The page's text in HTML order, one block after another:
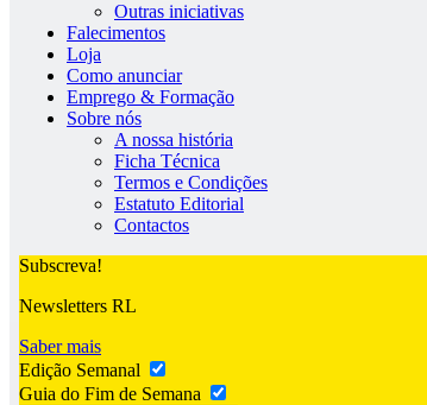
Outras iniciativas
Falecimentos
Loja
Como anunciar
Emprego & Formação
Sobre nós
A nossa história
Ficha Técnica
Termos e Condições
Estatuto Editorial
Contactos
Subscreva!
Newsletters RL
Saber mais
Edição Semanal
Guia do Fim de Semana